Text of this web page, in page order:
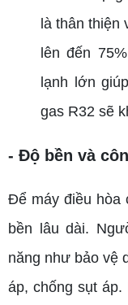
là thân
lên đến
lạnh lớn
gas R32 sẽ
- Độ bền và
Để máy điều hòa
bền lâu dài.
năng như bảo vệ
áp, chống sụt